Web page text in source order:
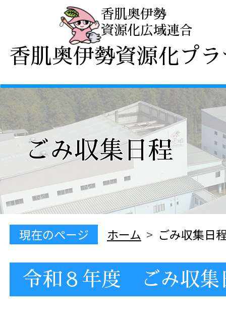
ラザ
香肌奥伊勢
資源化広域連合
香肌奥伊勢資源化プラ
ごみ収集日程
現在のぺージ ホーム ごみ収集日
令和８年度 ごみ収集